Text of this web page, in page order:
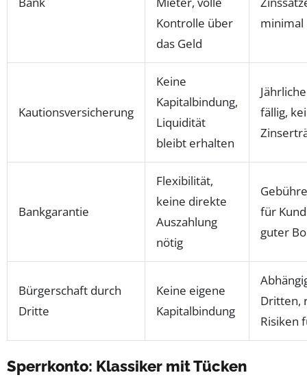
Kontrolle über
das Geld
minimal
Kautionsversicherung
Keine
Kapitalbindung,
Liquidität
bleibt erhalten
fällig,
Bankgarantie
Flexibilität,
keine direkte
Auszahlung
nötig
für
guter
Bürgerschaft durch
Dritte
Keine eigene
Kapitalbindung
Dritten,
Risiken
Sperrkonto: Klassiker mit Tücken